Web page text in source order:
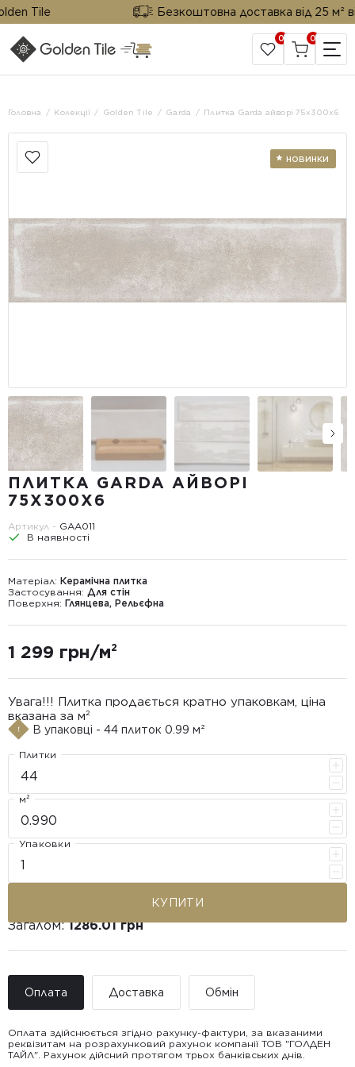
Tile Безкоштовна доставка від 25 м² від
САЙТ КОМПАНІЇ
0 0
Головна Колекції Golden Tile Garda Плитка Garda айворі 75x300x6
ПЛИТКА GARDA АЙВОРІ
75X300X6
Артикул - GAА011
В наявності
Матеріал: Керамічна плитка
Застосування: Для стін
Поверхня: Глянцева, Рельєфна
1 299 грн/м²
Увага!!! Плитка продається кратно упаковкам, ціна
вказана за м²
В упаковці - 44 плиток 0.99 м²
Плитки
м²
Упаковки
КУПИТИ
Загалом:1286.01 грн
Оплата Доставка Обмін
Оплата здійснюється згідно рахунку-фактури, за вказаними
реквізитам на розрахунковий рахунок компанії ТОВ "ГОЛДЕН
ТАЙЛ". Рахунок дійсний протягом трьох банківських днів.